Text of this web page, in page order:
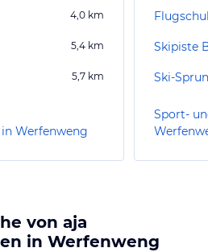
4,0 km
5,4 km
5,7 km
Werfenweng
Skipiste
Ski-
Sport-
von aja
in Werfenweng